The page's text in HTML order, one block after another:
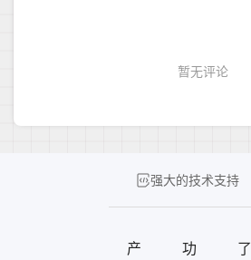
强大的技术支持
产
功
了